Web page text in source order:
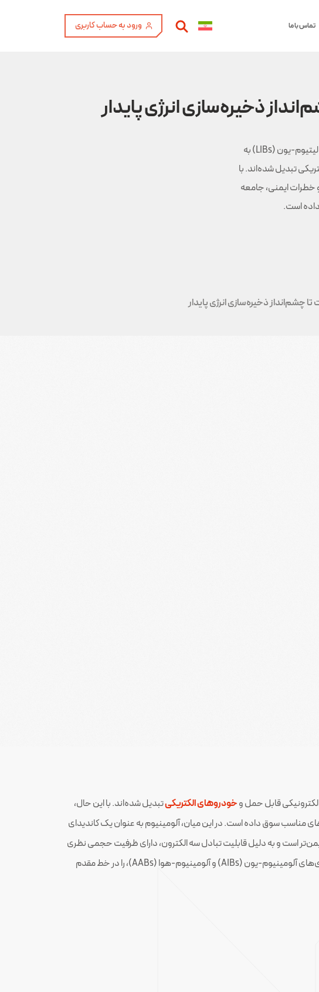
تماس با ما ورود به حساب کاربری
ذخیره‌سازی انرژی پایدار
در دنیای امروز که به دنبال منابع انرژی پایدار و ایمن است، باتری‌های لیتیوم-یون (LIBs) به
تبدیل شده‌اند. با
خطرات ایمنی، جامعه
است.
چشم‌انداز ذخیره‌سازی انرژی پایدار
خودروهای الکتریکیتبدیل شده‌اند. با این حال،
مناسب سوق داده است. در این میان، آلومینیوم به عنوان یک کاندیدای
است و به دلیل قابلیت تبادل سه الکترون، دارای ظرفیت حجمی نظری
بسیار بالایی (8056 mAh/cm³) است که حتی از لیتیوم نیز فراتر می‌رود. این ویژگی‌ها، باتری‌های آلومینیومی، به ویژه باتری‌های آلومینیوم-یون (AIBs) و آلومینیوم-هوا (AABs)، را در خط مقدم